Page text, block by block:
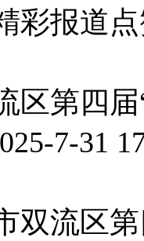
彩报道
区第四
7-31
双流区